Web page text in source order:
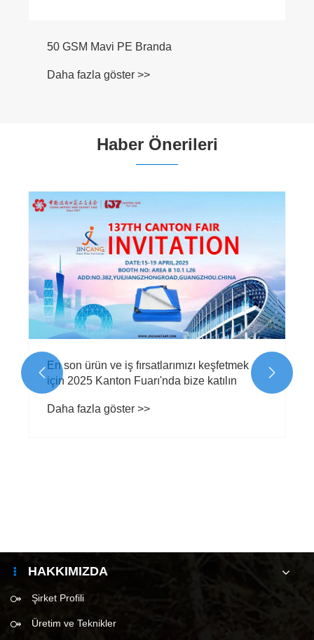
50 GSM Mavi PE Branda
Daha fazla göster >>
Haber Önerileri
En son ürün ve iş fırsatlarımızı keşfetmek
için 2025 Kanton Fuarı'nda bize katılın
Daha fazla göster >>
 
HAKKIMIZDA
Şirket Profili
Üretim ve Teknikler